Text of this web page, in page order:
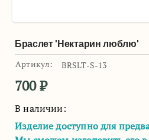
Браслет 'Нектарин люблю'
Артикул: BRSLT-S-13
700₽
В наличии:
Изделие доступно для